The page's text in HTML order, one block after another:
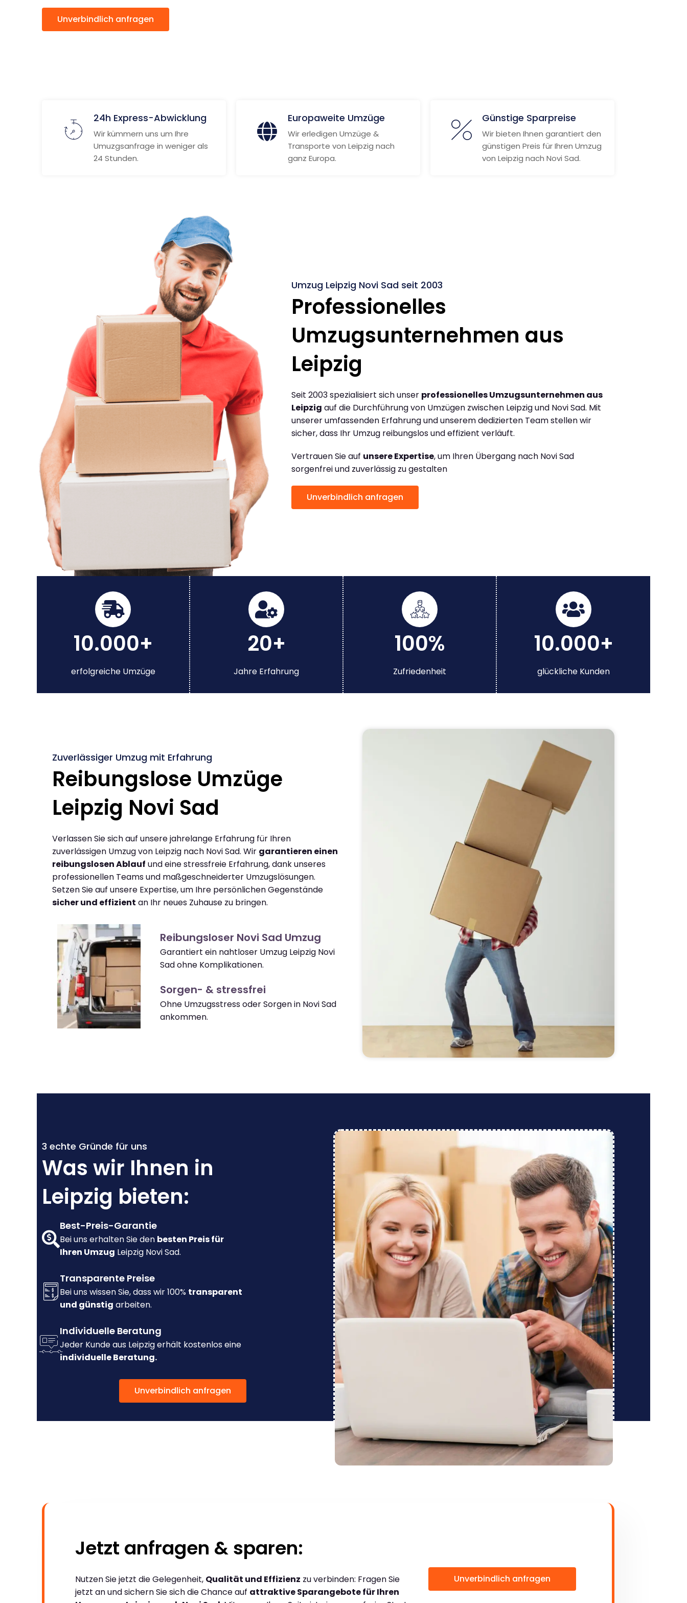
Unverbindlich anfragen
24h Express-Abwicklung
Wir kümmern uns um Ihre
Umuzgsanfrage in weniger als
24 Stunden.
Europaweite Umzüge
Wir erledigen Umzüge &
Transporte von Leipzig nach
ganz Europa.
Günstige Sparpreise
Wir bieten Ihnen garantiert den
günstigen Preis für Ihren Umzug
von Leipzig nach Novi Sad.
Umzug Leipzig Novi Sad seit 2003
Professionelles
Umzugsunternehmen aus
Leipzig
Seit 2003 spezialisiert sich unser professionelles Umzugsunternehmen aus
Leipzig auf die Durchführung von Umzügen zwischen Leipzig und Novi Sad. Mit
unserer umfassenden Erfahrung und unserem dedizierten Team stellen wir
sicher, dass Ihr Umzug reibungslos und effizient verläuft.
Vertrauen Sie auf unsere Expertise, um Ihren Übergang nach Novi Sad
sorgenfrei und zuverlässig zu gestalten
Unverbindlich anfragen
10.000+
erfolgreiche Umzüge
20+
Jahre Erfahrung
100%
Zufriedenheit
10.000+
glückliche Kunden
Zuverlässiger Umzug mit Erfahrung
Reibungslose Umzüge
Leipzig Novi Sad
Verlassen Sie sich auf unsere jahrelange Erfahrung für Ihren
zuverlässigen Umzug von Leipzig nach Novi Sad. Wir garantieren einen
reibungslosen Ablauf und eine stressfreie Erfahrung, dank unseres
professionellen Teams und maßgeschneiderter Umzugslösungen.
Setzen Sie auf unsere Expertise, um Ihre persönlichen Gegenstände
sicher und effizient an Ihr neues Zuhause zu bringen.
Reibungsloser Novi Sad Umzug
Garantiert ein nahtloser Umzug Leipzig Novi
Sad ohne Komplikationen.
Sorgen- & stressfrei
Ohne Umzugsstress oder Sorgen in Novi Sad
ankommen.
3 echte Gründe für uns
Was wir Ihnen in
Leipzig bieten:
Best-Preis-Garantie
Bei uns erhalten Sie den besten Preis für
Ihren Umzug Leipzig Novi Sad.
Transparente Preise
Bei uns wissen Sie, dass wir 100% transparent
und günstig arbeiten.
Individuelle Beratung
Jeder Kunde aus Leipzig erhält kostenlos eine
individuelle Beratung.
Unverbindlich anfragen
Jetzt anfragen & sparen:
Nutzen Sie jetzt die Gelegenheit, Qualität und Effizienz zu verbinden: Fragen Sie
jetzt an und sichern Sie sich die Chance auf attraktive Sparangebote für Ihren
Unverbindlich anfragen